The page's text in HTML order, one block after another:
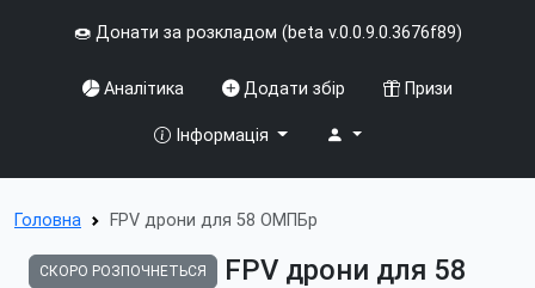
🍩 Донати за розкладом (beta v.0.0.9.0.3676f89)
Аналітика Додати збір Призи
Інформація
Головна FPV дрони для 58 ОМПБр
СКОРО РОЗПОЧНЕТЬСЯ
FPV дрони для 58